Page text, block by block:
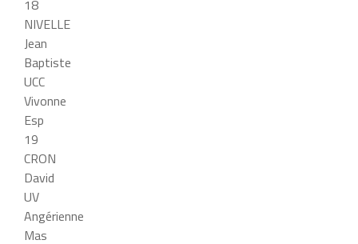
18
NIVELLE
Jean
Baptiste
UCC
Vivonne
Esp
19
CRON
David
UV
Angérienne
Mas